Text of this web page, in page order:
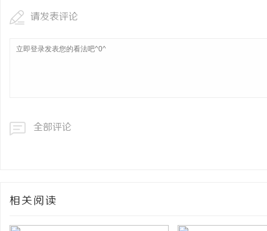
请发表评论
全部评论
相关阅读